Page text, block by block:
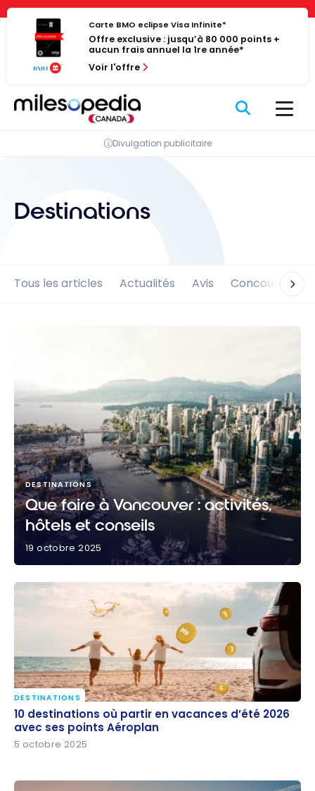
Panneau de gestion des cookies
Passer
contenu
Carte BMO eclipse Visa Infinite*
Offre exclusive : jusqu’à 80 000 points +
aucun frais annuel la 1re année*
Voir l'offre
Divulgation publicitaire
Destinations
Tous les articles Actualités Avis Concours
DESTINATIONS
Que faire à Vancouver : activités,
hôtels et conseils
19 octobre 2025
10 destinations où partir en vacances d’été 2026
avec ses points Aéroplan
DESTINATIONS
10 destinations où partir en vacances d’été 2026
avec ses points Aéroplan
5 octobre 2025